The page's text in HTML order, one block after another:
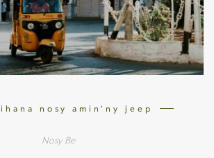
nosy amin'ny jeep
Nosy Be